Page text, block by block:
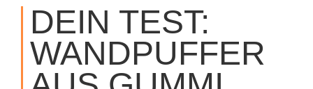
CONTENT
DEIN TEST:
WANDPUFFER